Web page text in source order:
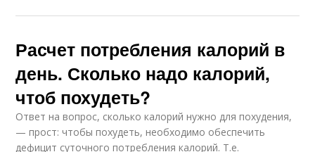
Расчет потребления калорий в
день. Сколько надо калорий,
чтоб похудеть?
Ответ на вопрос, сколько калорий нужно для похудения,
— прост: чтобы похудеть, необходимо обеспечить
дефицит суточного потребления калорий. Т.е.